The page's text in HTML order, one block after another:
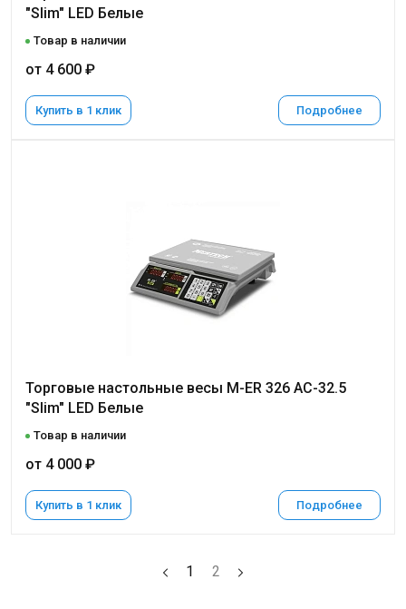
"Slim" LED Белые
Товар в наличии
от 4 600 ₽
Купить в 1 клик Подробнее
Торговые настольные весы M-ER 326 AC-32.5
"Slim" LED Белые
Товар в наличии
от 4 000 ₽
Купить в 1 клик Подробнее
1 2